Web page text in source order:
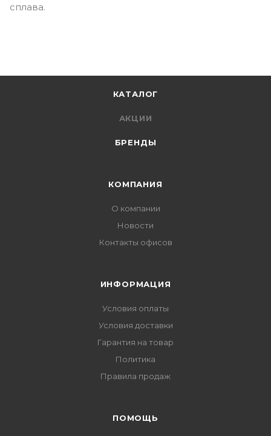
сплава.
КАТАЛОГ
АКЦИИ
БРЕНДЫ
КОМПАНИЯ
О компании
Новости
Контакты офисов
ИНФОРМАЦИЯ
Условия оплаты
Условия доставки
Гарантия на товар
Политика
Правила продаж
ПОМОЩЬ